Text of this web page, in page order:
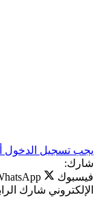
يجب تسجيل الدخول
شارك:
فيسبوك
الإلكتروني شارك